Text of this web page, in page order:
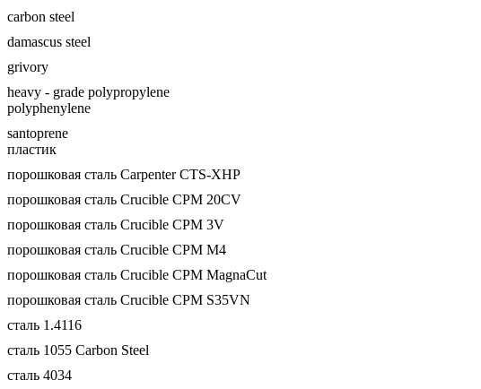
carbon steel
damascus steel
grivory
heavy - grade polypropylene
polyphenylene
santoprene
пластик
порошковая сталь Carpenter CTS-XHP
порошковая сталь Crucible CPM 20CV
порошковая сталь Crucible CPM 3V
порошковая сталь Crucible CPM M4
порошковая сталь Crucible CPM MagnaCut
порошковая сталь Crucible CPM S35VN
сталь 1.4116
сталь 1055 Carbon Steel
сталь 4034